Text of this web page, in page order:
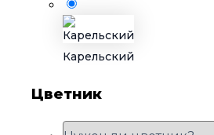
Карельский
Цветник